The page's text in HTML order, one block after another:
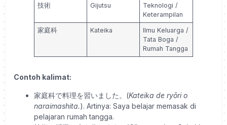
技術 Gijutsu
Teknologi /
Keterampilan
家庭科 Kateika
Ilmu Keluarga /
Tata Boga /
Rumah Tangga
Contoh kalimat:
家庭科で料理を習いました。(Kateika de ryōri o
naraimashita.). Artinya: Saya belajar memasak di
pelajaran rumah tangga.